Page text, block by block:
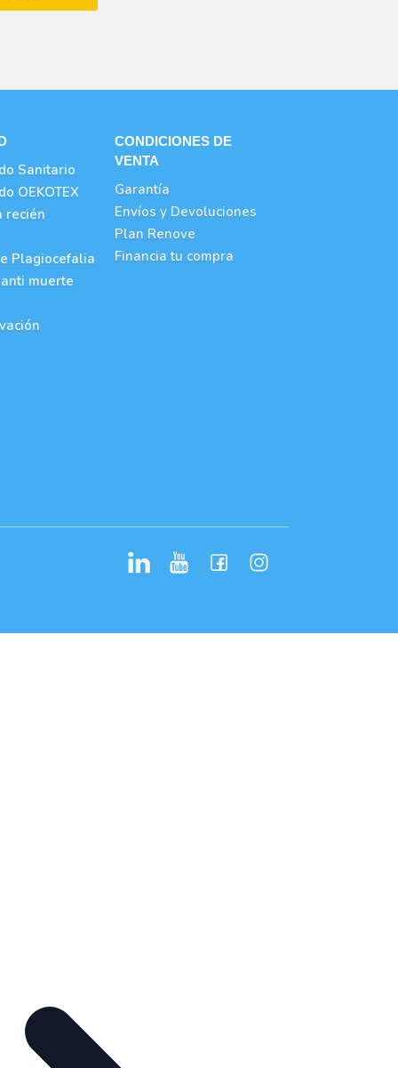
Sanitario
OEKOTEX
recién
Plagiocefalia
muerte
CONDICIONES DE
VENTA
Garantía
Envíos y Devoluciones
Plan Renove
Financia tu compra